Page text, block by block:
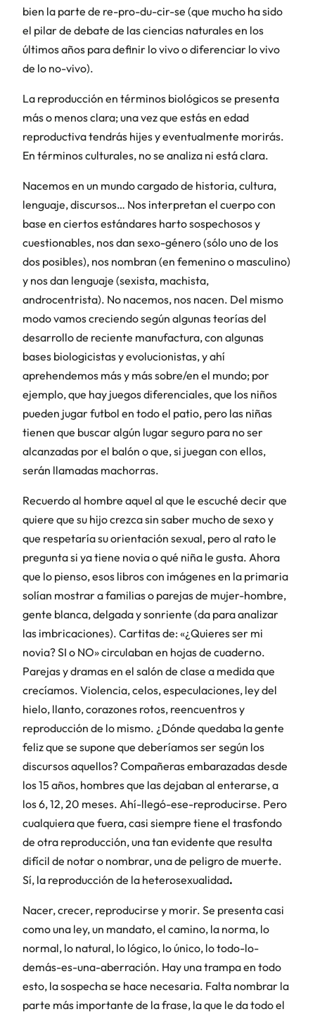
bien la parte de re-pro-du-cir-se (que mucho ha sido
el pilar de debate de las ciencias naturales en los
últimos años para definir lo vivo o diferenciar lo vivo
de lo no-vivo).
La reproducción en términos biológicos se presenta
más o menos clara; una vez que estás en edad
reproductiva tendrás hijes y eventualmente morirás.
En términos culturales, no se analiza ni está clara.
Nacemos en un mundo cargado de historia, cultura,
lenguaje, discursos… Nos interpretan el cuerpo con
base en ciertos estándares harto sospechosos y
cuestionables, nos dan sexo-género (sólo uno de los
dos posibles), nos nombran (en femenino o masculino)
y nos dan lenguaje (sexista, machista,
androcentrista). No nacemos, nos nacen. Del mismo
modo vamos creciendo según algunas teorías del
desarrollo de reciente manufactura, con algunas
bases biologicistas y evolucionistas, y ahí
aprehendemos más y más sobre/en el mundo; por
ejemplo, que hay juegos diferenciales, que los niños
pueden jugar futbol en todo el patio, pero las niñas
tienen que buscar algún lugar seguro para no ser
alcanzadas por el balón o que, si juegan con ellos,
serán llamadas machorras.
Recuerdo al hombre aquel al que le escuché decir que
quiere que su hijo crezca sin saber mucho de sexo y
que respetaría su orientación sexual, pero al rato le
pregunta si ya tiene novia o qué niña le gusta. Ahora
que lo pienso, esos libros con imágenes en la primaria
solían mostrar a familias o parejas de mujer-hombre,
gente blanca, delgada y sonriente (da para analizar
las imbricaciones). Cartitas de: «¿Quieres ser mi
novia? SI o NO» circulaban en hojas de cuaderno.
Parejas y dramas en el salón de clase a medida que
crecíamos. Violencia, celos, especulaciones, ley del
hielo, llanto, corazones rotos, reencuentros y
reproducción de lo mismo. ¿Dónde quedaba la gente
feliz que se supone que deberíamos ser según los
discursos aquellos? Compañeras embarazadas desde
los 15 años, hombres que las dejaban al enterarse, a
los 6, 12, 20 meses. Ahí-llegó-ese-reproducirse. Pero
cualquiera que fuera, casi siempre tiene el trasfondo
de otra reproducción, una tan evidente que resulta
difícil de notar o nombrar, una de peligro de muerte.
Sí, la reproducción de la heterosexualidad.
Nacer, crecer, reproducirse y morir. Se presenta casi
como una ley, un mandato, el camino, la norma, lo
normal, lo natural, lo lógico, lo único, lo todo-lo-
demás-es-una-aberración. Hay una trampa en todo
esto, la sospecha se hace necesaria. Falta nombrar la
parte más importante de la frase, la que le da todo el